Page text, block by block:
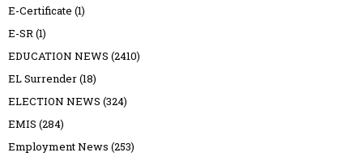
E-Certificate (1)
E-SR(1)
EDUCATION NEWS (2410)
EL Surrender(18)
ELECTION NEWS (324)
EMIS (284)
Employment News (253)